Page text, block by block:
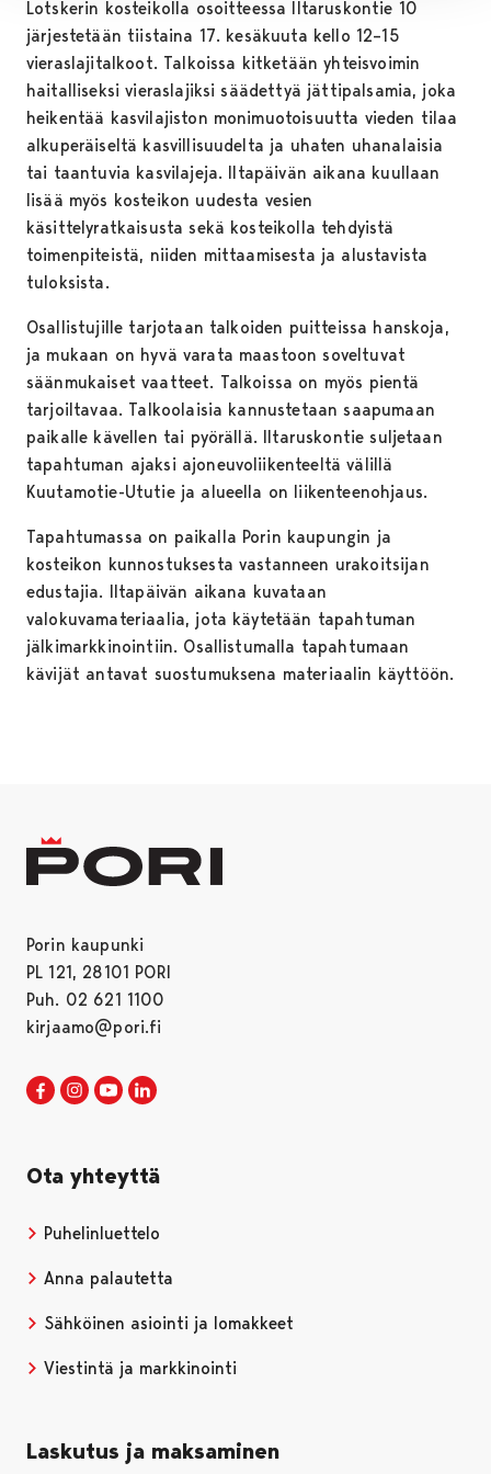
Lotskerin kosteikolla osoitteessa Iltaruskontie 10
järjestetään tiistaina 17. kesäkuuta kello 12–15
vieraslajitalkoot. Talkoissa kitketään yhteisvoimin
haitalliseksi vieraslajiksi säädettyä jättipalsamia, joka
heikentää kasvilajiston monimuotoisuutta vieden tilaa
alkuperäiseltä kasvillisuudelta ja uhaten uhanalaisia
tai taantuvia kasvilajeja. Iltapäivän aikana kuullaan
lisää myös kosteikon uudesta vesien
käsittelyratkaisusta sekä kosteikolla tehdyistä
toimenpiteistä, niiden mittaamisesta ja alustavista
tuloksista.
Osallistujille tarjotaan talkoiden puitteissa hanskoja,
ja mukaan on hyvä varata maastoon soveltuvat
säänmukaiset vaatteet. Talkoissa on myös pientä
tarjoiltavaa. Talkoolaisia kannustetaan saapumaan
paikalle kävellen tai pyörällä. Iltaruskontie suljetaan
tapahtuman ajaksi ajoneuvoliikenteeltä välillä
Kuutamotie-Ututie ja alueella on liikenteenohjaus.
Tapahtumassa on paikalla Porin kaupungin ja
kosteikon kunnostuksesta vastanneen urakoitsijan
edustajia. Iltapäivän aikana kuvataan
valokuvamateriaalia, jota käytetään tapahtuman
jälkimarkkinointiin. Osallistumalla tapahtumaan
kävijät antavat suostumuksena materiaalin käyttöön.
Porin kaupunki
PL 121, 28101 PORI
Puh. 02 621 1100
kirjaamo@pori.fi
Porin kaupunki Facebookissa
Avautuu uudessa välilehdessä
Porin kaupunki Instagramissa
Avautuu uudessa välilehdessä
Porin kaupunki Youtubessa
Avautuu uudessa välilehdessä
Ota yhteyttä
Puhelinluettelo
Anna palautetta
Sähköinen asiointi ja lomakkeet
Viestintä ja markkinointi
Laskutus ja maksaminen